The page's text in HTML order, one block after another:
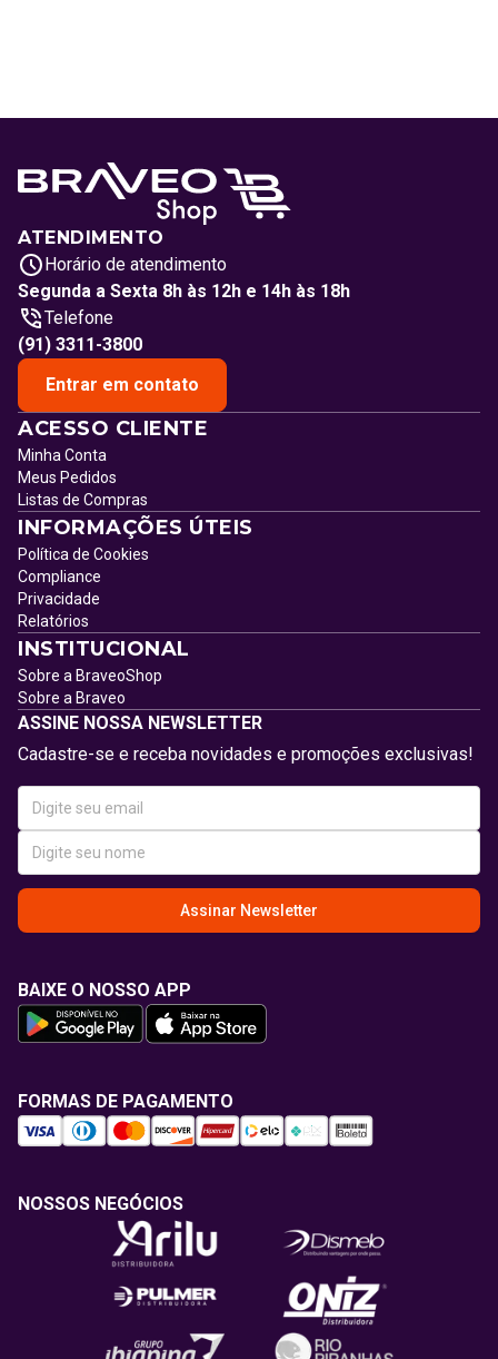
ATENDIMENTO
Horário de atendimento
Segunda a Sexta 8h às 12h e 14h às 18h
Telefone
(91) 3311-3800
Entrar em contato
ACESSO CLIENTE
Minha Conta
Meus Pedidos
Listas de Compras
INFORMAÇÕES ÚTEIS
Política de Cookies
Compliance
Privacidade
Relatórios
INSTITUCIONAL
Sobre a BraveoShop
Sobre a Braveo
ASSINE NOSSA NEWSLETTER
Cadastre-se e receba novidades e promoções exclusivas!
Assinar Newsletter
BAIXE O NOSSO APP
FORMAS DE PAGAMENTO
NOSSOS NEGÓCIOS